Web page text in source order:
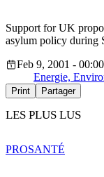
Support for UK
asylum policy during
Feb 9, 2001 - 00:00
Energie,
Print Partager
LES PLUS LUS
PROSANTÉ